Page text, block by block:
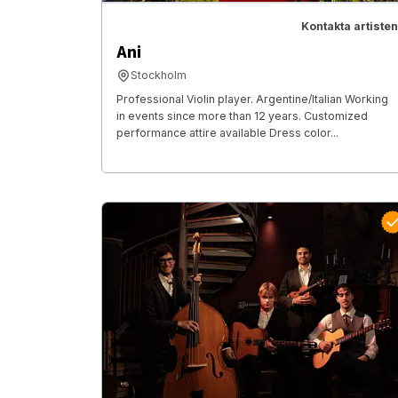
Kontakta artisten
Ani
Stockholm
Professional Violin player. Argentine/Italian Working
in events since more than 12 years. Customized
performance attire available Dress color...